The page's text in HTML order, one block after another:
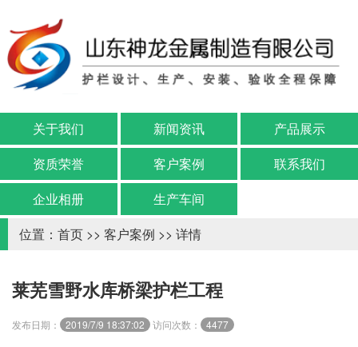
关于我们 新闻资讯
产品展示
资质荣誉
客户案例
联系我们
企业相册
生产车间
位置： 首页 >> 客户案例 >> 详情
莱芜雪野水库桥梁护栏工程
发布日期： 2019/7/9 18:37:02 访问次数： 4477